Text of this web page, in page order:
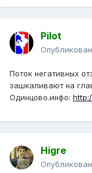
Pilot
Поток негативных
зашкаливают на
Одинцово.инфо:
Higre